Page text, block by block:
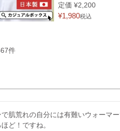
定価 ¥2,200
¥1,980税込
肌荒れの自分には有難いウォーマー
ど！ですね。